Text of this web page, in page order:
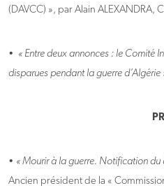
(DAVCC) », par Alain ALEXANDRA,
• « Entre deux annonces : le Comité
disparues pendant la guerre d’Algérie
• « Mourir à la guerre. Notification du
Ancien président de la «